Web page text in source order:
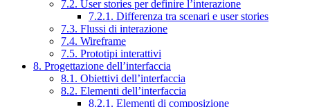
7.2. User stories per definire l’interazione
7.2.1. Differenza tra scenari e user stories
7.3. Flussi di interazione
7.4. Wireframe
7.5. Prototipi interattivi
8. Progettazione dell’interfaccia
8.1. Obiettivi dell’interfaccia
8.2. Elementi dell’interfaccia
8.2.1. Elementi di composizione